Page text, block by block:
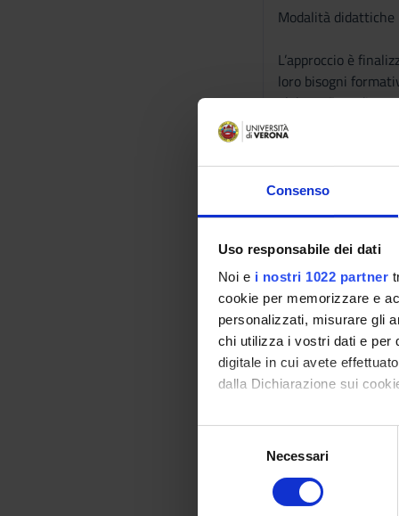
Consenso
Uso responsabile dei dati
Noi e i nostri 1022 partner
cookie per memorizzare e
personalizzati, misurare gli
chi utilizza i vostri dati e per
digitale in cui avete
dalla Dichiarazione sui
Con il tuo consenso,
raccogliere
digitali).
Necessari
Modalità didattiche
L’approccio è
loro bisogni
elaborazione di
• Proposta di
• Giochi di ruolo,
• Ampio ricorso alle
• Integrazione aula
• Lezioni teoriche
Testi di
AUTORE
De Rossi Marina
Messetti